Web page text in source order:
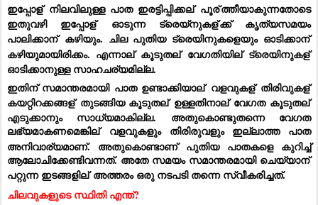
ഇപ്പോള് നിലവിലുള്ള പാത ഇരട്ടിപ്പിക്കല് പൂര്ത്തീയാകുന്നതോടെ
ഇതുവഴി ഇപ്പോള്
ഓടുന്ന ട്രെയ്‌നുകള്ക്ക് കൃത്യസമയം
പാലിക്കാന് കഴിയും. ചില പുതിയ ട്രെയിനുകളെയും ഓടിക്കാന്
കഴിയുമായിരിക്കം. എന്നാല് കൂടുതല് വേഗതിയില് ട്രെയിനുകള്
ഓടിക്കാനുള്ള സാഹചര്യമില്ല.
ഇതിന് സമാന്തരമായി പാത ഉണ്ടാക്കിയാല് വളവുകള് തിരിവുകള്
കയറ്റിറക്കങ്ങള് തുടങ്ങിയ കൂടുതല് ഉള്ളതിനാല് വേഗത കൂടുതല്
എടുക്കാനും സാധ്യമാകില്ല. അതുകൊണ്ടുതന്നെ വേഗത
ലഭ്യമാകണമെങ്കില് വളവുകളും തിരിരുവളും ഇല്ലാത്ത പാത
അനിവാര്യമാണ്. അതുകൊണ്ടാണ് പുതിയ പാതകളെ കുറിച്ച്
ആലോചിക്കേണ്ടിവന്നത്. അതേ സമയം സമാന്തരമായി ചെയ്യാന്
പറ്റുന്ന ഇടങ്ങളില് അത്തരം ഒരു നടപടി തന്നെ സ്വീകരിച്ചത്.
ചിലവുകളുടെ സ്ഥിതി എന്ത്?